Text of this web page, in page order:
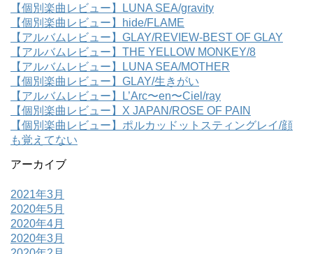
【個別楽曲レビュー】LUNA SEA/gravity
【個別楽曲レビュー】hide/FLAME
【アルバムレビュー】GLAY/REVIEW-BEST OF GLAY
【アルバムレビュー】THE YELLOW MONKEY/8
【アルバムレビュー】LUNA SEA/MOTHER
【個別楽曲レビュー】GLAY/生きがい
【アルバムレビュー】L’Arc〜en〜Ciel/ray
【個別楽曲レビュー】X JAPAN/ROSE OF PAIN
【個別楽曲レビュー】ポルカッドットスティングレイ/顔
も覚えてない
アーカイブ
2021年3月
2020年5月
2020年4月
2020年3月